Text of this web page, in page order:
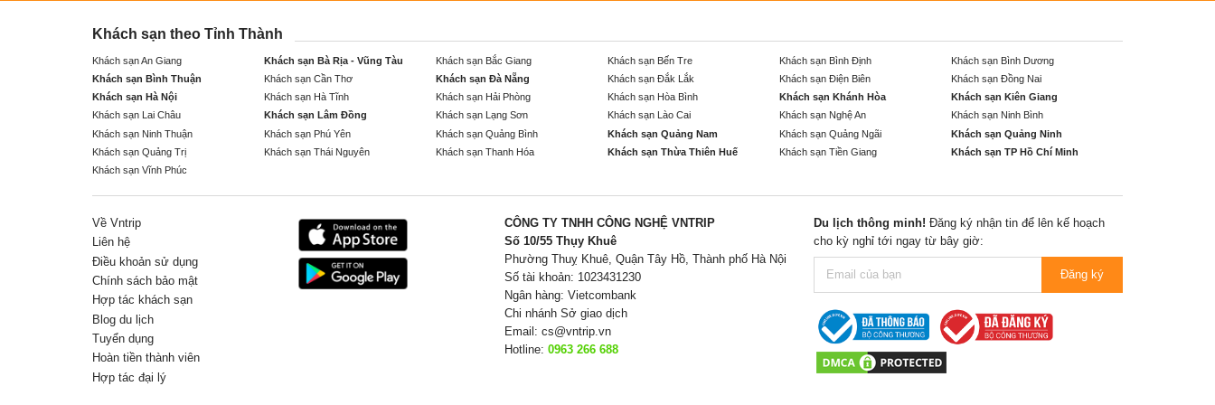
Khách sạn theo Tỉnh Thành
Khách sạn An Giang Khách sạn Bà Rịa - Vũng Tàu Khách sạn Bắc Giang Khách sạn Bến Tre Khách sạn Bình Định
Khách sạn Bình Dương
Khách sạn Bình Thuận
Khách sạn Cần Thơ Khách sạn Đà Nẵng Khách sạn Đắk Lắk Khách sạn Điện Biên
Khách sạn Đồng Nai
Khách sạn Hà Nội
Khách sạn Hà Tĩnh Khách sạn Hải Phòng Khách sạn Hòa Bình Khách sạn Khánh Hòa
Khách sạn Kiên Giang
Khách sạn Lai Châu
Khách sạn Lâm Đồng Khách sạn Lạng Sơn Khách sạn Lào Cai Khách sạn Nghệ An
Khách sạn Ninh Bình
Khách sạn Ninh Thuận
Khách sạn Phú Yên Khách sạn Quảng Bình Khách sạn Quảng Nam Khách sạn Quảng Ngãi
Khách sạn Quảng Ninh
Khách sạn Quảng Trị
Khách sạn Thái Nguyên Khách sạn Thanh Hóa Khách sạn Thừa Thiên Huế Khách sạn Tiền Giang
Khách sạn TP Hồ Chí Minh
Khách sạn Vĩnh Phúc
Về Vntrip
Liên hệ
Điều khoản sử dụng
Chính sách bảo mật
Hợp tác khách sạn
Blog du lịch
Tuyển dụng
Hoàn tiền thành viên
Hợp tác đại lý
CÔNG TY TNHH CÔNG NGHỆ VNTRIP
Số 10/55 Thụy Khuê
Phường Thuỵ Khuê, Quận Tây Hồ, Thành phố Hà Nội
Số tài khoản: 1023431230
Ngân hàng: Vietcombank
Chi nhánh Sở giao dịch
Email: cs@vntrip.vn
Hotline: 0963 266 688
Du lịch thông minh! Đăng ký nhận tin để lên kế hoạch
cho kỳ nghỉ tới ngay từ bây giờ:
Đăng ký